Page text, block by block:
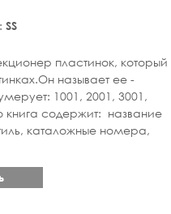
SS
пластинок, который
называет ее -
1001, 2001, 3001,
книга содержит: название
каталожные номера,